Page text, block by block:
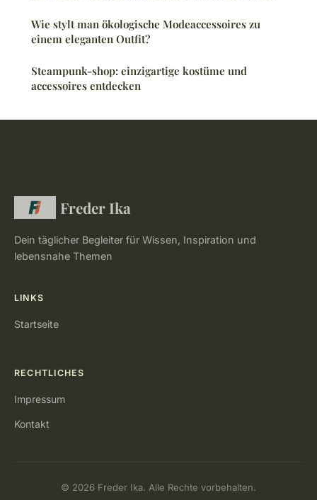
Wie stylt man ökologische Modeaccessoires zu
einem eleganten Outfit?
Steampunk-shop: einzigartige kostüme und
accessoires entdecken
Freder Ika
Dein täglicher Begleiter für Wissen, Inspiration und
lebensnahe Themen
LINKS
Startseite
RECHTLICHES
Impressum
Kontakt
© 2026 Freder Ika. Alle Rechte vorbehalten.